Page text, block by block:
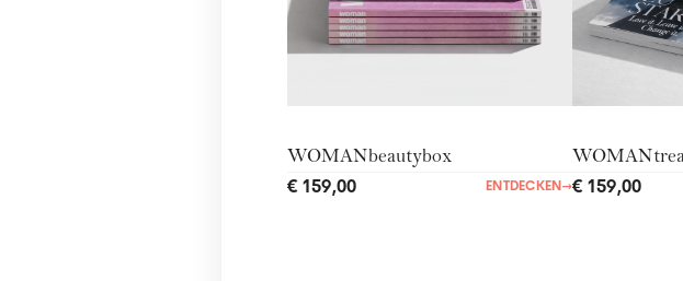
WOMANbeautybox
€ 159,00 ENTDECKEN→€ 159,00